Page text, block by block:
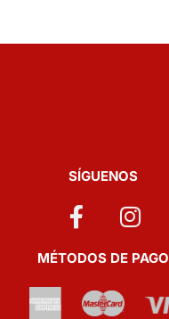
SÍGUENOS
MÉTODOS DE PAGO